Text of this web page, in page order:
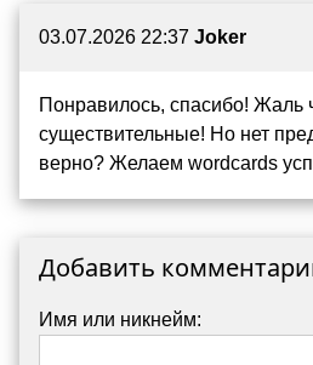
03.07.2026 22:37 Joker
Понравилось, спасибо! Жаль
существительные! Но нет
верно? Желаем wordcards
Добавить
Имя или никнейм: